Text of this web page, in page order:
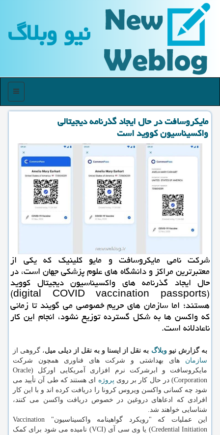
نیو وبلاگ
منو
مایكروسافت در حال ایجاد گذرنامه دیجیتالی
واكسیناسیون كووید است
شرکت نامی مایکروسافت و مایو کلینیک که یکی از
معتبرترین مراکز و دانشگاه های علوم پزشکی جهان است، در
حال ایجاد گذرنامه های واکسیناسیون دیجیتال کووید
(digital COVID vaccination passports)
هستند؛ اما سازمان های حریم خصوصی می گویند تا زمانی
که واکسن ها به شکل گسترده توزیع نشود، انجام این کار
ناعادلانه است.
به گزارش نیووبلاگ به نقل از ایسنا و به نقل از دیلی میل، گروهی از
سازمان های بهداشتی و شرکت های فناوری همچون شرکت
مایکروسافت و ابرشرکت نرم افزاری آمریکایی اورکل (Oracle
Corporation) در حال کار بر روی
پروژه ای هستند که طی آن تأیید می
شود چه کسانی واکسن ویروس کرونا را دریافت کرده اند و با این کار
افرادی که ادعاهای دروغین در خصوص دریافت واکسن می کنند،
شناسایی خواهند شد.
این عملیات که "رویکرد گواهینامه واکسیناسیون" Vaccination
Credential Initiation) یا وی سی آی (VCI) نامیده می شود برای کمک